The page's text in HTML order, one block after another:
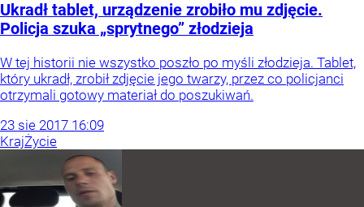
Ukradł tablet, urządzenie zrobiło mu zdjęcie.
Policja szuka „sprytnego” złodzieja
W tej historii nie wszystko poszło po myśli złodzieja. Tablet,
który ukradł, zrobił zdjęcie jego twarzy, przez co policjanci
otrzymali gotowy materiał do poszukiwań.
23 sie 2017 16:09
KrajŻycie